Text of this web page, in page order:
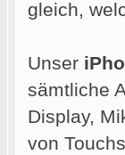
gleich,
Unser
sämtliche
Display,
von